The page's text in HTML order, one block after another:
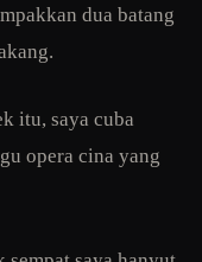
dua batang
itu, saya cuba
opera cina yang